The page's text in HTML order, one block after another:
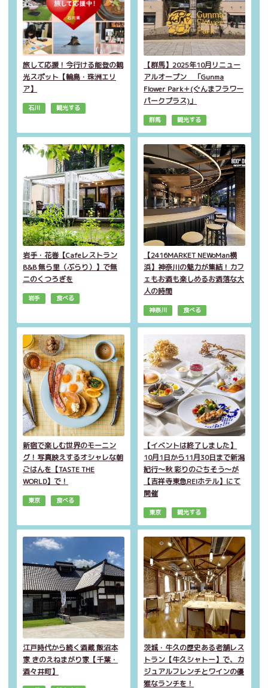
旅して応援！今行ける能登の観
光スポット【輪島・珠洲エリ
ア】
石川 観光する
【群馬】2025年10月リニュー
アルオープン 「Gunma
Flower Park＋(ぐんまフラワー
パークプラス)」
群馬 観光する
岩手・花巻【Cafeレストラン
B&B 無ら里（ぶらり）】で無
二のくつろぎを
岩手 食べる
【2416MARKET NEWoMan横
浜】神奈川の魅力が集結！カフ
ェもお酒も楽しめるお洒落な大
人の時間
神奈川 食べる
新宿で楽しむ世界のモーニン
グ！写真映えするオシャレな朝
ごはんを【TASTE THE
WORLD】で！
東京 食べる
【イベントは終了しました】
10月1日から11月30日まで新潟
紀行～秋 彩りのごちそう～が
【吉祥寺東急REIホテル】にて
開催
東京 観光する
江戸時代から続く酒蔵 飯沼本
家 きのえねまがり家【千葉・
酒々井町】
茨城・牛久の歴史ある老舗レス
トラン【牛久シャトー】で、カ
ジュアルフレンチとワインの優
雅なランチを！